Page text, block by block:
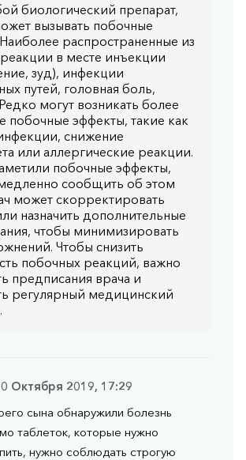
биологический препарат,
вызывать побочные
распространенные из
в месте инъекции
зуд), инфекции
путей, головная боль,
могут возникать более
побочные эффекты, такие как
снижение
или аллергические реакции.
побочные эффекты,
сообщить об этом
может скорректировать
назначить дополнительные
чтобы минимизировать
Чтобы снизить
побочных реакций, важно
предписания врача и
регулярный медицинский
Октября 2019, 17:29
сына обнаружили болезнь
таблеток, которые нужно
нужно соблюдать строгую